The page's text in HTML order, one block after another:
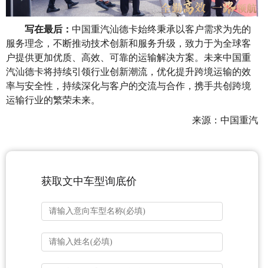
写在最后： 中国重汽汕德卡始终秉承以客户需求为先的
服务理念，不断推动技术创新和服务升级，致力于为全球客
户提供更加优质、高效、可靠的运输解决方案。未来中国重
汽汕德卡将持续引领行业创新潮流，优化提升跨境运输的效
率与安全性， 持续深化与客户的交流与合作 ，携手共创跨境
运输行业的繁荣未来。
来源：中国重汽
获取文中车型询底价